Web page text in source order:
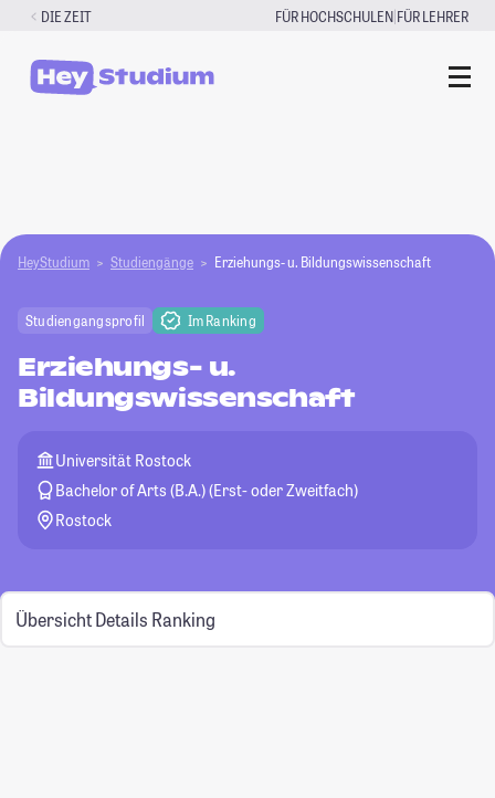
Zum
springen
DIE ZEIT FÜR HOCHSCHULEN|FÜR LEHRER
HeyStudium Studiengänge Erziehungs- u. Bildungswissenschaft
Studiengangsprofil Im Ranking
Erziehungs- u.
Bildungswissenschaft
Universität Rostock
Bachelor of Arts (B.A.) (Erst- oder Zweitfach)
Rostock
Übersicht Details Ranking